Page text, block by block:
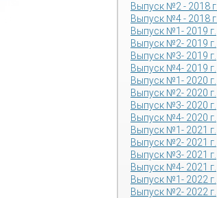
Выпуск №2 - 2018 г.
Выпуск №4 - 2018 г.
Выпуск №1- 2019 г.
Выпуск №2- 2019 г.
Выпуск №3- 2019 г.
Выпуск №4- 2019 г.
Выпуск №1- 2020 г.
Выпуск №2- 2020 г.
Выпуск №3- 2020 г.
Выпуск №4- 2020 г.
Выпуск №1- 2021 г.
Выпуск №2- 2021 г.
Выпуск №3- 2021 г.
Выпуск №4- 2021 г.
Выпуск №1- 2022 г.
Выпуск №2- 2022 г.